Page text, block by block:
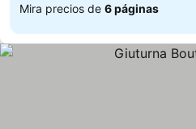
Mira precios de 6 páginas